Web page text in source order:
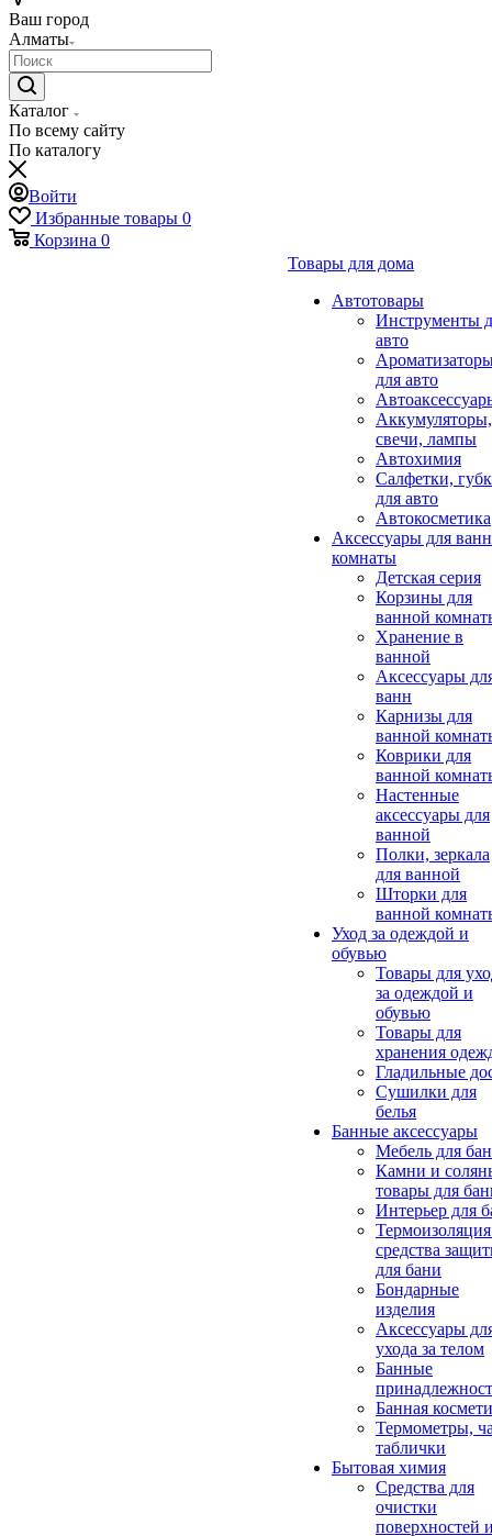
Ваш город
Алматы
Каталог
По всему сайту
По каталогу
Войти
Избранные товары 0
Корзина 0
Товары для дома
Автотовары
Инструменты
авто
для авто
Аккумуляторы,
свечи, лампы
Автохимия
Салфетки,
для авто
Автокосметика
Аксессуары для
комнаты
Детская серия
Корзины для
ванной
Хранение в
ванной
Аксессуары
ванн
Карнизы для
ванной
Коврики для
ванной
Настенные
аксессуары для
ванной
Полки, зеркала
для ванной
Шторки для
ванной
Уход за одеждой и
обувью
Товары для
за одеждой и
обувью
Товары для
хранения
Гладильные
Сушилки для
белья
Банные аксессуары
Мебель для
Камни и
товары для
Интерьер для
средства
для бани
Бондарные
изделия
Аксеcсуары
ухода за телом
Банные
Банная
Термометры,
таблички
Бытовая химия
Средства для
очистки
поверхностей